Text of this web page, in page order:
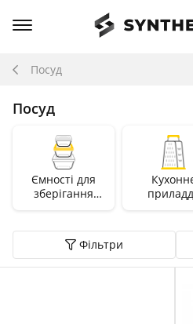
Посуд
Посуд
Ємності для
зберігання
Фільтри